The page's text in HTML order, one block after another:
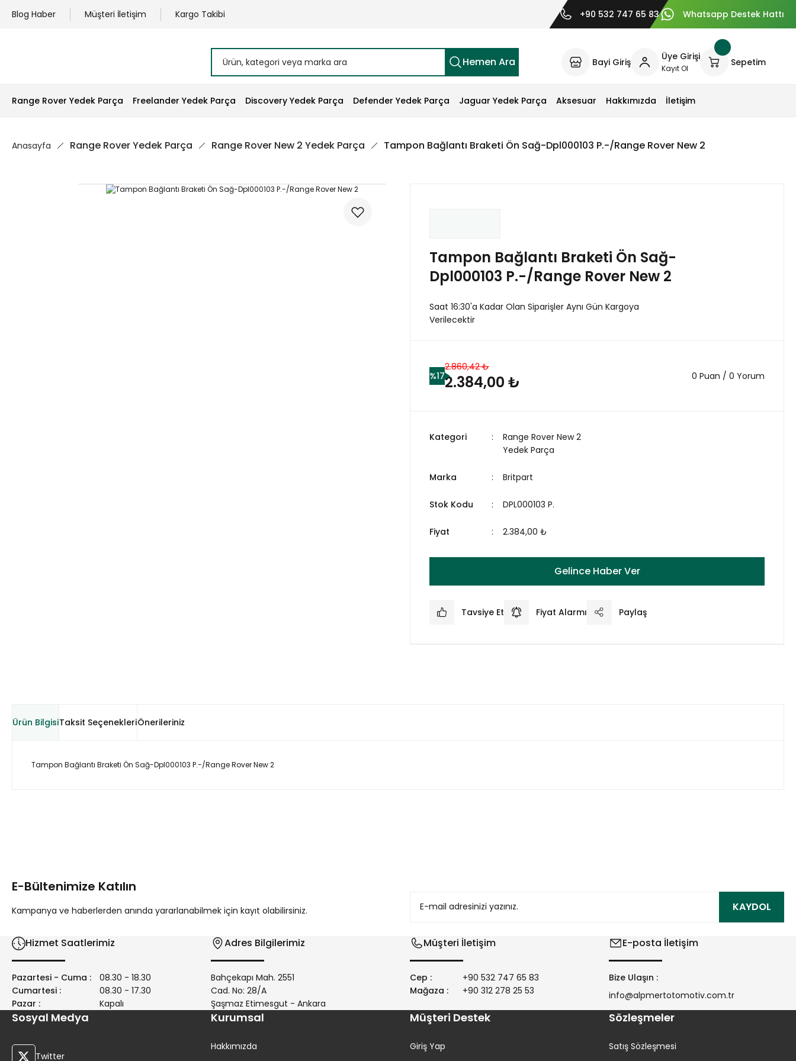
Blog Haber Müşteri İletişim Kargo Takibi +90 532 747 65 83 Whatsapp Destek Hattı
Hemen Ara Bayi Giriş Üye Girişi
Kayıt Ol
Sepetim
Range Rover Yedek Parça Freelander Yedek Parça Discovery Yedek Parça Defender Yedek Parça Jaguar Yedek Parça Aksesuar Hakkımızda İletişim
Anasayfa Range Rover Yedek Parça Range Rover New 2 Yedek Parça Tampon Bağlantı Braketi Ön Sağ-Dpl000103 P.-/Range Rover New 2
Tampon Bağlantı Braketi Ön Sağ-
Dpl000103 P.-/Range Rover New 2
Saat 16:30'a Kadar Olan Siparişler Aynı Gün Kargoya
Verilecektir
%17
2.860,42 ₺
2.384,00 ₺ 0 Puan / 0 Yorum
Kategori
Range Rover New 2
Yedek Parça
Marka Britpart
Stok Kodu DPL000103 P.
Fiyat 2.384,00 ₺
Gelince Haber Ver
Tavsiye Et Fiyat Alarmı Paylaş
Ürün BilgisiTaksit SeçenekleriÖnerileriniz
Tampon Bağlantı Braketi Ön Sağ-Dpl000103 P.-/Range Rover New 2
Ürün bilgilerinde hatalar bulunuyor.
E-Bültenimize Katılın
Kampanya ve haberlerden anında yararlanabilmek için kayıt olabilirsiniz. KAYDOL
Hizmet Saatlerimiz
Pazartesi - Cuma :
08.30 - 18.30
Cumartesi :
08.30 - 17.30
Pazar :
Kapalı
Adres Bilgilerimiz
Bahçekapı Mah. 2551
Cad. No: 28/A
Şaşmaz Etimesgut - Ankara
Müşteri İletişim
Cep :
+90 532 747 65 83
Mağaza :
+90 312 278 25 53
E-posta İletişim
Bize Ulaşın :
info@alpmertotomotiv.com.tr
Sosyal Medya
Twitter
Kurumsal
Hakkımızda
Müşteri Destek
Giriş Yap
Sözleşmeler
Satış Sözleşmesi